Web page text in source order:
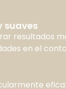
suaves
resultados
en el